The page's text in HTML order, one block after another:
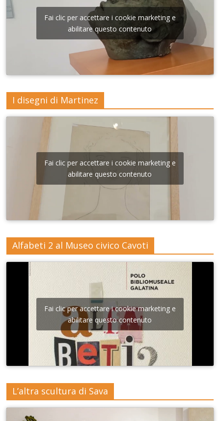
Fai clic per accettare i cookie marketing e
abilitare questo contenuto
I disegni di Martinez
Fai clic per accettare i cookie marketing e
abilitare questo contenuto
Alfabeti 2 al Museo civico Cavoti
Fai clic per accettare i cookie marketing e
abilitare questo contenuto
L’altra scultura di Sava